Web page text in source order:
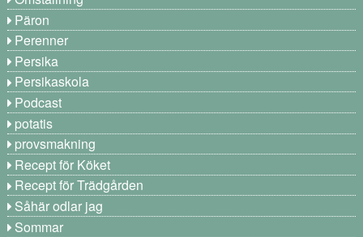
Päron
Perenner
Persika
Persikaskola
Podcast
potatis
provsmakning
Recept för Köket
Recept för Trädgården
Såhär odlar jag
Sommar